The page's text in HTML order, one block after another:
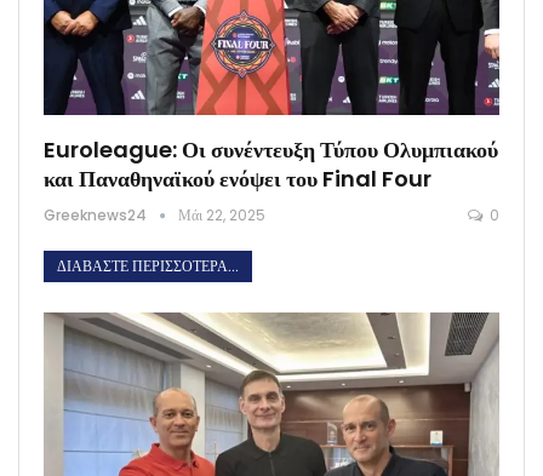
Euroleague: Οι συνέντευξη Τύπου Ολυμπιακού
και Παναθηναϊκού ενόψει του Final Four
Greeknews24 Μάι 22, 2025 0
ΔΙΑΒΆΣΤΕ ΠΕΡΙΣΣΌΤΕΡΑ...